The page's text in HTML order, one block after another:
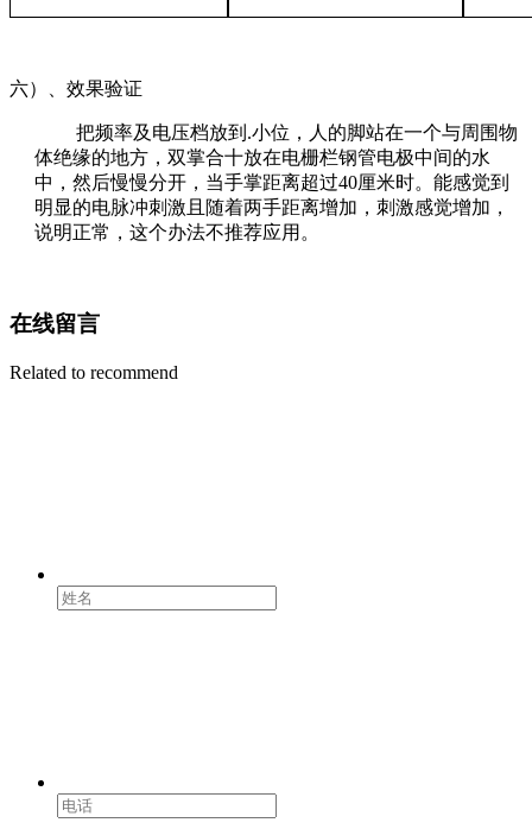
六）、效果验证
把频率及电压档放到.小位，人的脚站在一个与周围物
体绝缘的地方，双掌合十放在电栅栏钢管电极中间的水
中，然后慢慢分开，当手掌距离超过40厘米时。能感觉到
明显的电脉冲刺激且随着两手距离增加，刺激感觉增加，
说明正常，这个办法不推荐应用。
在线留言
Related to recommend